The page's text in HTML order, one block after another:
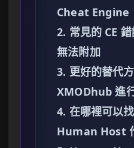
Cheat Engine
2. 常見的 CE
無法附加
3. 更好的替代
XMODhub 進
4. 在哪裡可以
Human Host